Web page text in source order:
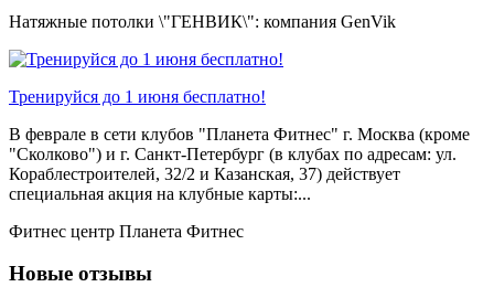
Натяжные потолки \"ГЕНВИК\": компания GenVik
Тренируйся до 1 июня бесплатно!
В феврале в сети клубов "Планета Фитнес" г. Москва (кроме
"Сколково") и г. Санкт-Петербург (в клубах по адресам: ул.
Кораблестроителей, 32/2 и Казанская, 37) действует
специальная акция на клубные карты:...
Фитнес центр Планета Фитнес
Новые отзывы